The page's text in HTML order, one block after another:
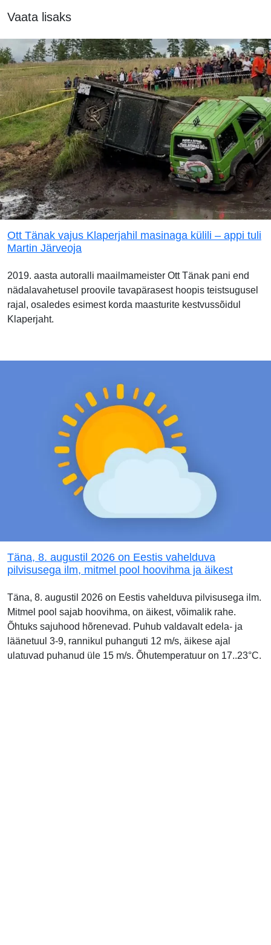
Vaata lisaks
Ott Tänak vajus Klaperjahil masinaga külili – appi tuli
Martin Järveoja
2019. aasta autoralli maailmameister Ott Tänak pani end
nädalavahetusel proovile tavapärasest hoopis teistsugusel
rajal, osaledes esimest korda maasturite kestvussõidul
Klaperjaht.
Täna, 8. augustil 2026 on Eestis vahelduva
pilvisusega ilm, mitmel pool hoovihma ja äikest
Täna, 8. augustil 2026 on Eestis vahelduva pilvisusega ilm.
Mitmel pool sajab hoovihma, on äikest, võimalik rahe.
Õhtuks sajuhood hõrenevad. Puhub valdavalt edela- ja
läänetuul 3-9, rannikul puhanguti 12 m/s, äikese ajal
ulatuvad puhanud üle 15 m/s. Õhutemperatuur on 17..23°C.